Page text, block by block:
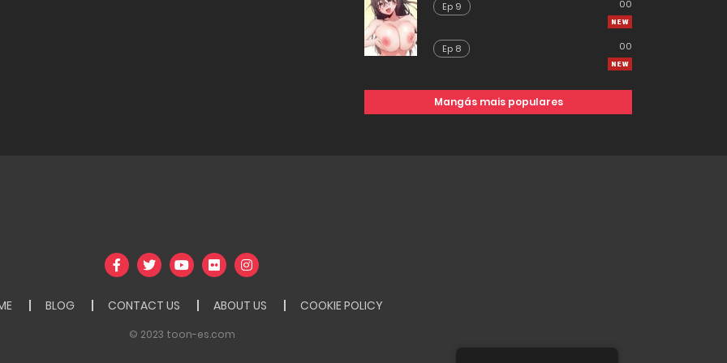
Ep 9 00
Ep 8 00
Mangás mais populares
BLOG CONTACT US ABOUT US COOKIE POLICY
© 2023 toon-es.com